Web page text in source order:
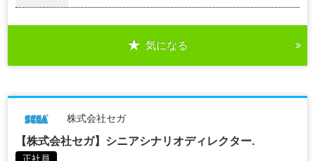
気になる
株式会社セガ
【株式会社セガ】シニアシナリオディレクター.
正社員